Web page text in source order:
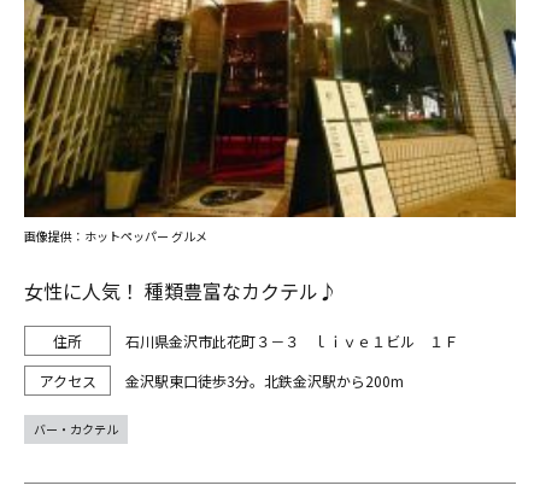
女性に人気！ 種類豊富なカクテル♪
石川県金沢市此花町３－３ ｌｉｖｅ１ビル １Ｆ
金沢駅東口徒歩3分。北鉄金沢駅から200m
画像提供：ホットペッパー グルメ
バー・カクテル